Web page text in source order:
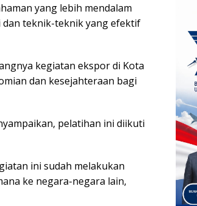
yang lebih mendalam
teknik-teknik yang efektif
kegiatan ekspor di Kota
dan kesejahteraan bagi
pelatihan ini diikuti
ini sudah melakukan
ke negara-negara lain,